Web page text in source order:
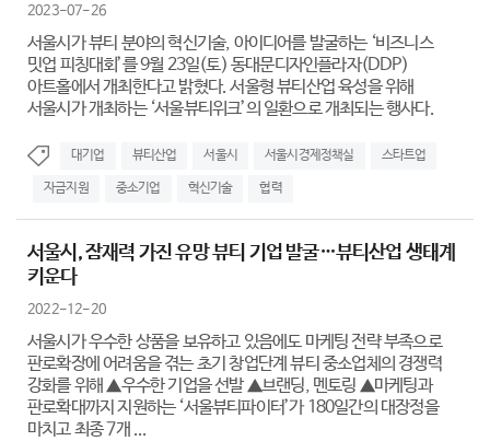
2023-07-26
서울시가 뷰티 분야의 혁신기술, 아이디어를 발굴하는 ‘비즈니스
밋업 피칭대회’를 9월 23일(토) 동대문디자인플라자(DDP)
아트홀에서 개최한다고 밝혔다. 서울형 뷰티산업 육성을 위해
서울시가 개최하는 ‘서울뷰티위크’의 일환으로 개최되는 행사다.
대기업 뷰티산업 서울시 서울시경제정책실 스타트업
자금지원 중소기업 혁신기술 협력
서울시, 잠재력 가진 유망 뷰티 기업 발굴…뷰티산업 생태계
키운다
2022-12-20
서울시가 우수한 상품을 보유하고 있음에도 마케팅 전략 부족으로
판로확장에 어려움을 겪는 초기 창업단계 뷰티 중소업체의 경쟁력
강화를 위해 ▲우수한 기업을 선발 ▲브랜딩, 멘토링 ▲마케팅과
판로확대까지 지원하는 ‘서울뷰티파이터’가 180일간의 대장정을
마치고 최종 7개 ...